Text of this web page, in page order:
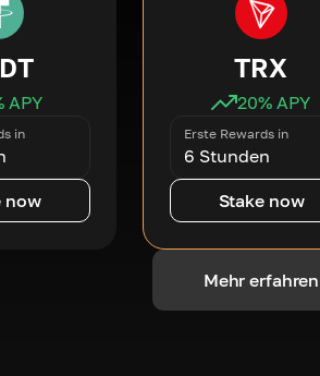
APY
in
now
TRX
20% APY
Erste Rewards in
6 Stunden
Stake now
Mehr erfahren